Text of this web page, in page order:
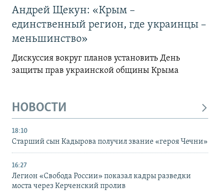
Андрей Щекун: «Крым –
единственный регион, где украинцы –
меньшинство»
Дискуссия вокруг планов установить День
защиты прав украинской общины Крыма
НОВОСТИ
18:10
Старший сын Кадырова получил звание «героя Чечни»
16:27
Легион «Свобода России» показал кадры разведки
моста через Керченский пролив